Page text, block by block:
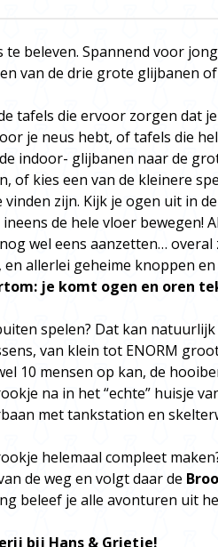
te beleven. Spannend voor
van de drie grote glijbanen
tafels die ervoor zorgen dat
je neus hebt, of tafels die
indoor- glijbanen naar de
of kies een van de kleinere
zijn. Kijk je ogen uit in
de hele vloer bewegen!
wel eens aanzetten…
en allerlei geheime knoppen
je komt ogen en oren
spelen? Dat kan
van klein tot ENORM
10 mensen op kan, de
na in het “echte” huisje
met tankstation en
helemaal compleet
de weg en volgt daar de
beleef je alle avonturen uit
bij Hans & Grietje!